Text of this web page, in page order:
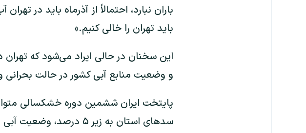
باران نبارد، احتمالاً از آذرماه باید در
باید تهران را خالی کنیم.»
این سخنان در حالی ایراد می‌شود که
و وضعیت منابع آبی کشور در حالت
پایتخت ایران ششمین دوره خشکسالی
سد‌های استان به زیر ۵ درصد، وضعیت آبی تهران قرمز و بسیار نگران‌‌کننده گزارش شده است.